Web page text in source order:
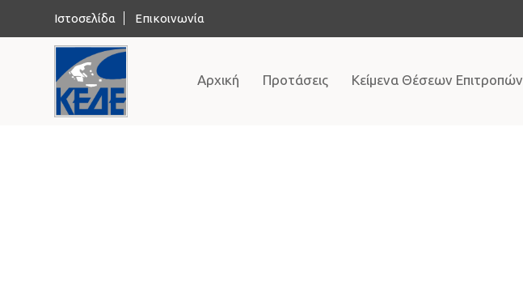
Ιστοσελίδα Επικοινωνία
Αρχική Προτάσεις Κείμενα Θέσεων Επιτροπών